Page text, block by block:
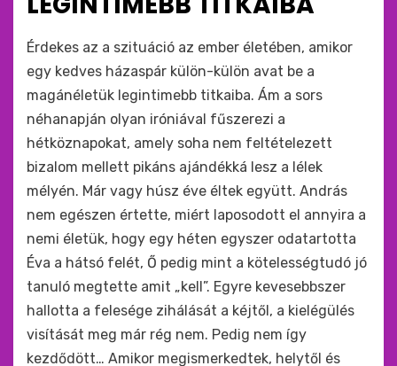
by
Érdekes az a szituáció az ember életében, amikor
egy kedves házaspár külön-külön avat be a
magánéletük legintimebb titkaiba. Ám a sors
néhanapján olyan iróniával fűszerezi a
hétköznapokat, amely soha nem feltételezett
bizalom mellett pikáns ajándékká lesz a lélek
mélyén. Már vagy húsz éve éltek együtt. András
nem egészen értette, miért laposodott el annyira a
nemi életük, hogy egy héten egyszer odatartotta
Éva a hátsó felét, Ő pedig mint a kötelességtudó jó
tanuló megtette amit „kell”. Egyre kevesebbszer
hallotta a felesége zihálását a kéjtől, a kielégülés
visítását meg már rég nem. Pedig nem így
kezdődött… Amikor megismerkedtek, helytől és